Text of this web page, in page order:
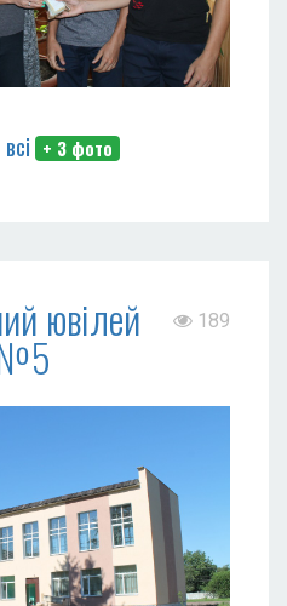
+ 3 фото
ювілей 189